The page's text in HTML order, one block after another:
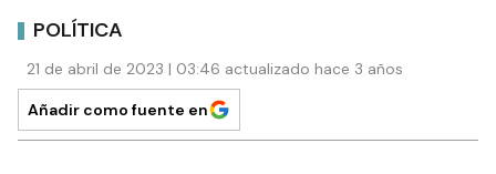
POLÍTICA
21 de abril de 2023 | 03:46 actualizado hace 3 años
Añadir como fuente en